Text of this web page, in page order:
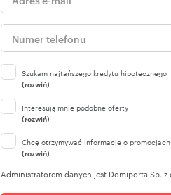
Szukam najtańszego kredytu hipotecznego
(rozwiń)
Interesują mnie podobne oferty
(rozwiń)
Chcę otrzymywać informacje o promocjach
(rozwiń)
Administratorem danych jest Domiporta Sp. z